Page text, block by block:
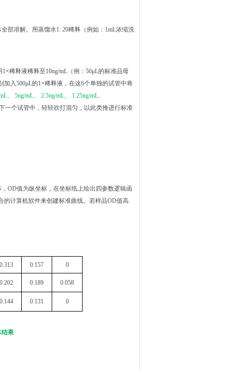
部溶解。用蒸馏水1: 20稀释（例如：1mL浓缩洗
稀释液稀释至10ng/mL（例：50μL的标准品母
加入500μL的1×稀释液，在这6个单独的试管中将
、 5ng/mL、 2.5ng/mL、 1.25ng/mL、
一个试管中，轻轻吹打混匀，以此类推进行标准
OD值为纵坐标，在坐标纸上绘出四参数逻辑函
的计算机软件来创建标准曲线。若样品OD值高
0.313 0.157 0
0.202 0.189 0.058
0.144 0.131 0
结果